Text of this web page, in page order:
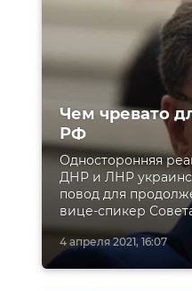
4 апреля 2021, 16:07
Чем чревато
РФ
Односторонняя
ДНР и ЛНР
повод для
вице-спикер